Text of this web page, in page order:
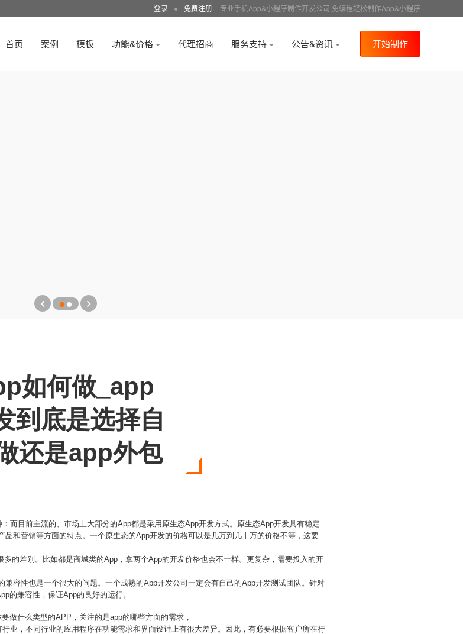
登录 ● 免费注册 专业手机App&小程序制作开发公司,免编程轻松制作App&小程序
首页 案例 模板 功能&价格 代理招商 服务支持 公告&资讯 开始制作
如何做_app
到底是选择自
还是app外包
而目前主流的、市场上大部分的App都是采用原生态App开发方式。原生态App开发具有稳定
和营销等方面的特点。一个原生态的App开发的价格可以是几万到几十万的价格不等，这要
的差别。比如都是商城类的App，拿两个App的开发价格也会不一样。更复杂，需要投入的开
容性也是一个很大的问题。一个成熟的App开发公司一定会有自己的App开发测试团队。针对
的兼容性，保证App的良好的运行。
做什么类型的APP，关注的是app的哪些方面的需求，
业，不同行业的应用程序在功能需求和界面设计上有很大差异。因此，有必要根据客户所在行